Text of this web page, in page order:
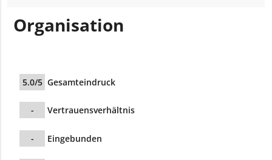
Organisation
5.0/5 Gesamteindruck
- Vertrauensverhältnis
- Eingebunden